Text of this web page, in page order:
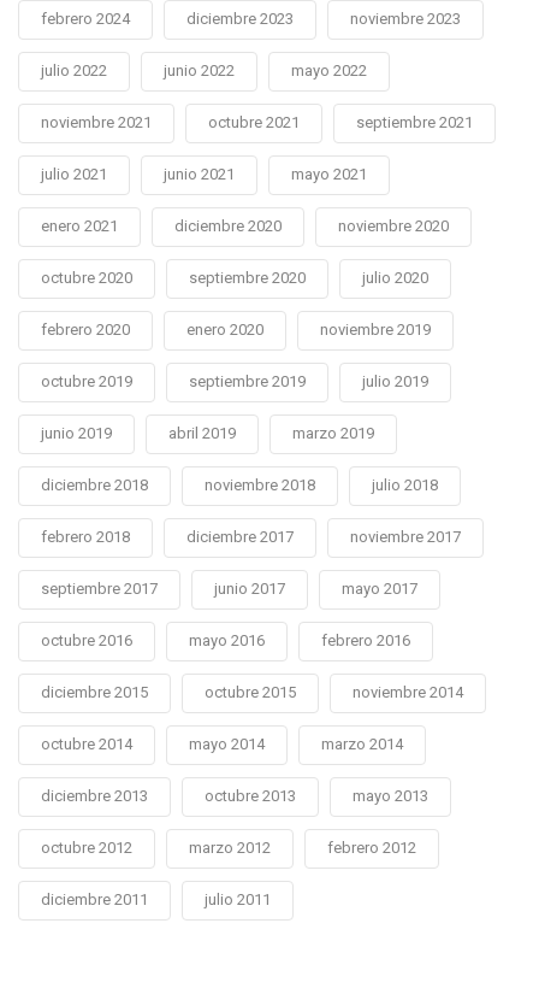
febrero 2024 diciembre 2023 noviembre 2023
julio 2022 junio 2022 mayo 2022
noviembre 2021 octubre 2021 septiembre 2021
julio 2021 junio 2021 mayo 2021
enero 2021 diciembre 2020 noviembre 2020
octubre 2020 septiembre 2020 julio 2020
febrero 2020 enero 2020 noviembre 2019
octubre 2019 septiembre 2019 julio 2019
junio 2019 abril 2019 marzo 2019
diciembre 2018 noviembre 2018 julio 2018
febrero 2018 diciembre 2017 noviembre 2017
septiembre 2017 junio 2017 mayo 2017
octubre 2016 mayo 2016 febrero 2016
diciembre 2015 octubre 2015 noviembre 2014
octubre 2014 mayo 2014 marzo 2014
diciembre 2013 octubre 2013 mayo 2013
octubre 2012 marzo 2012 febrero 2012
diciembre 2011 julio 2011